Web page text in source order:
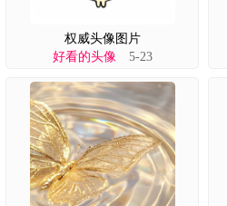
权威头像图片
好看的头像5-23